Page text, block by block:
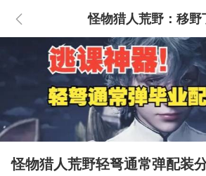
怪物猎人荒野：移野
怪物猎人荒野轻弩通常弹配装